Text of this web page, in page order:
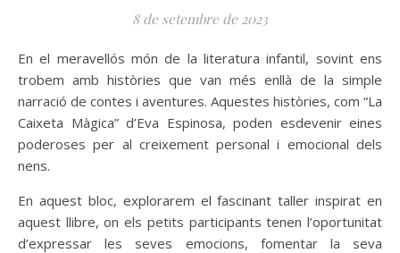
8 de setembre de 2023
En el meravellós món de la literatura infantil, sovint ens
trobem amb històries que van més enllà de la simple
narració de contes i aventures. Aquestes històries, com “La
Caixeta Màgica” d’Eva Espinosa, poden esdevenir eines
poderoses per al creixement personal i emocional dels
nens.
En aquest bloc, explorarem el fascinant taller inspirat en
aquest llibre, on els petits participants tenen l’oportunitat
d’expressar les seves emocions, fomentar la seva